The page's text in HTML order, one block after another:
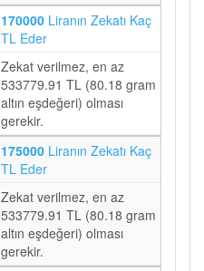
170000 Liranın Zekatı Kaç
TL Eder
Zekat verilmez, en az
533779.91 TL (80.18 gram
altın eşdeğeri) olması
gerekir.
175000 Liranın Zekatı Kaç
TL Eder
Zekat verilmez, en az
533779.91 TL (80.18 gram
altın eşdeğeri) olması
gerekir.